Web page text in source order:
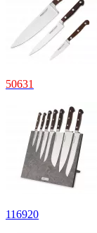
50631
116920